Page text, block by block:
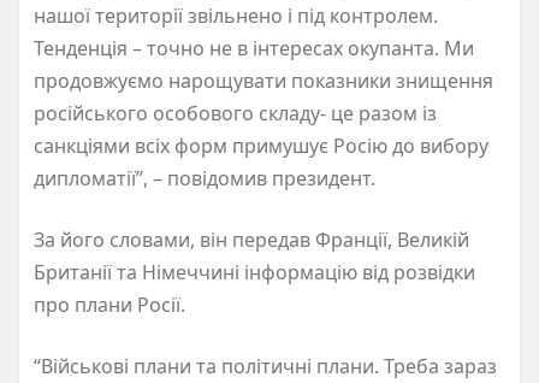
нашої території звільнено і під контролем.
Тенденція – точно не в інтересах окупанта. Ми
продовжуємо нарощувати показники знищення
російського особового складу- це разом із
санкціями всіх форм примушує Росію до вибору
дипломатії”, – повідомив президент.
За його словами, він передав Франції, Великій
Британії та Німеччині інформацію від розвідки
про плани Росії.
“Військові плани та політичні плани. Треба зараз